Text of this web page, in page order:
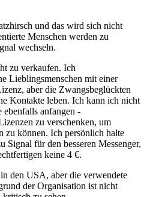
und das wird sich nicht
Menschen werden zu
wechseln.
zu verkaufen. Ich
Lieblingsmenschen mit einer
aber die Zwangsbeglückten
Kontakte leben. Ich kann ich nicht
ebenfalls anfangen -
zu verschenken, um
zu können. Ich persönlich halte
Signal für den besseren Messenger,
keine 4 €.
den USA, aber die verwendete
der Organisation ist nicht